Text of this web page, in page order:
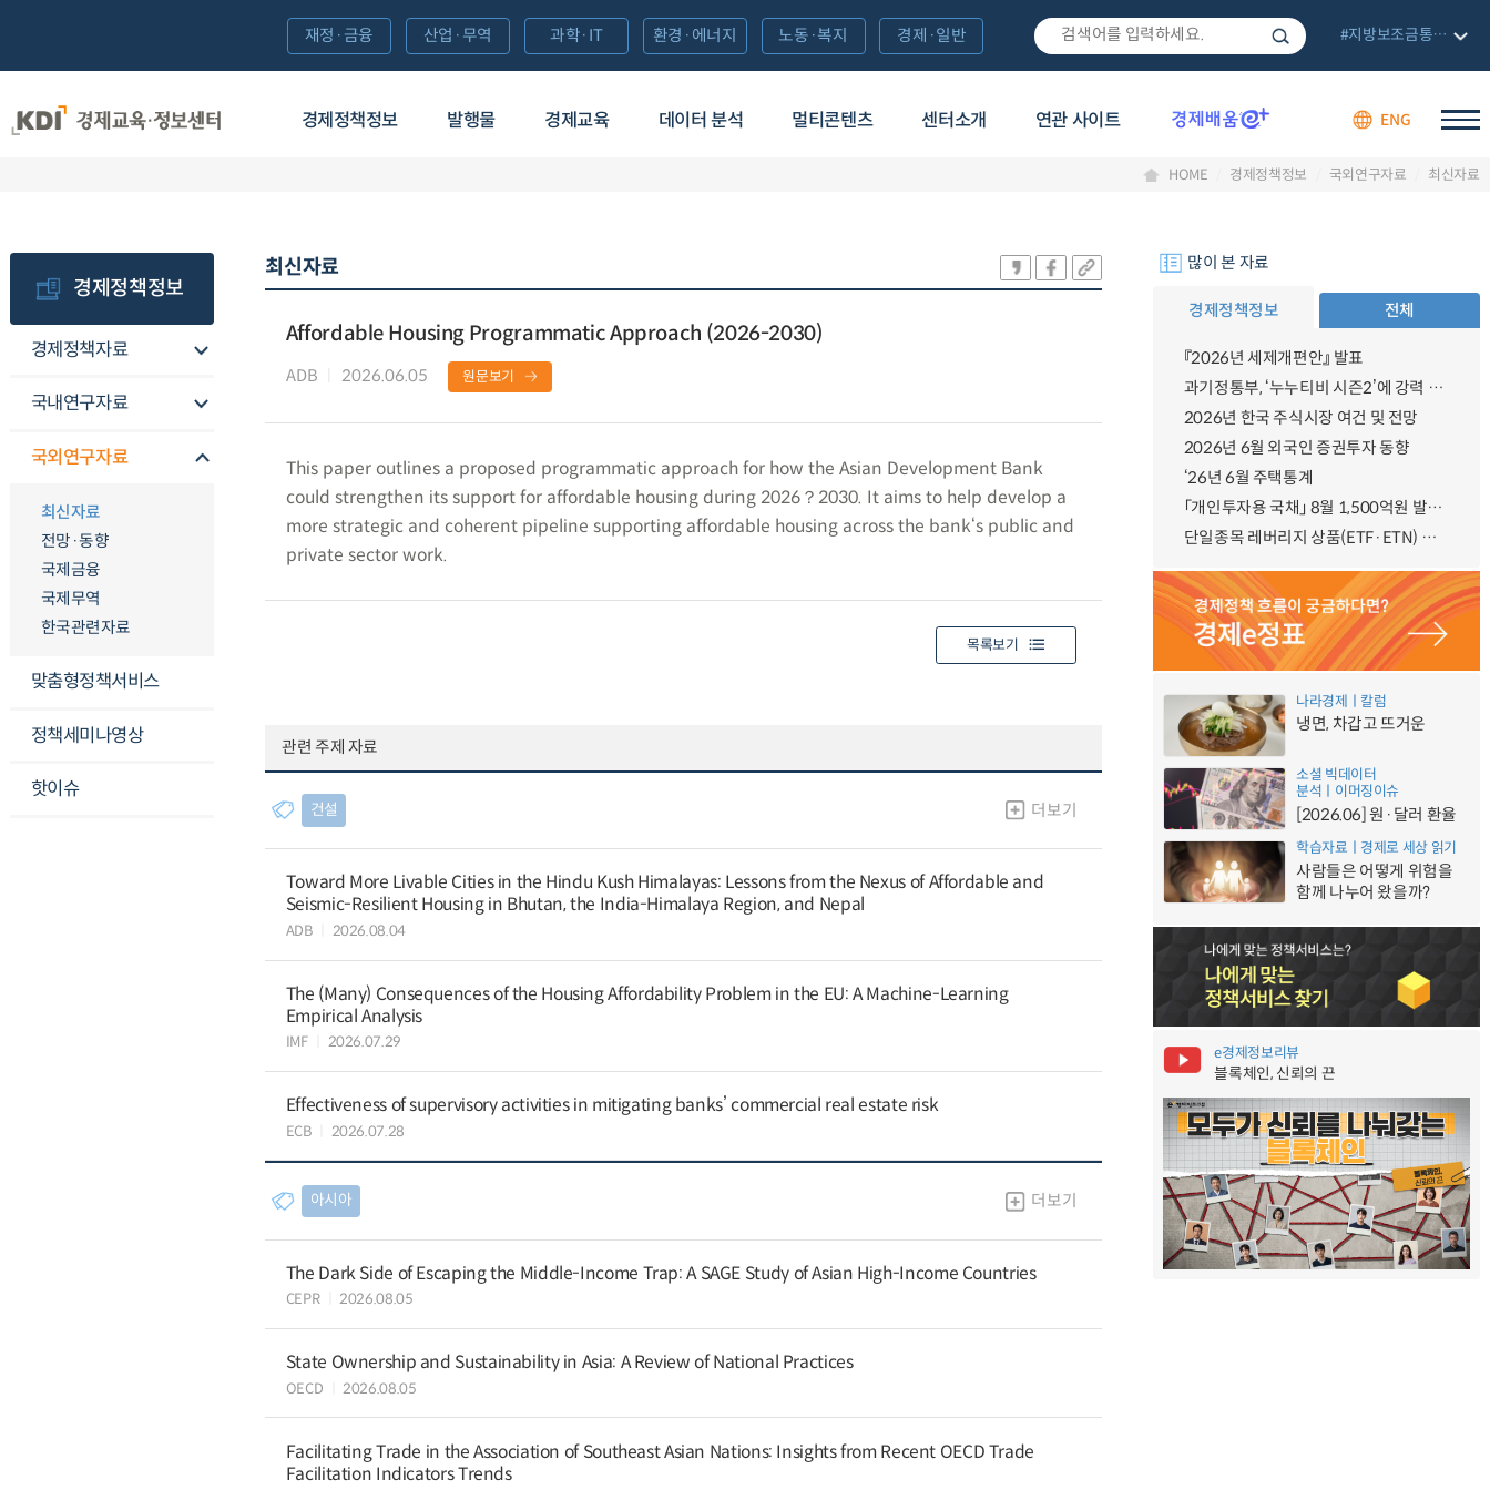
경제정책정보 발행물 경제교육 데이터 분석 멀티콘텐츠 센터소개 연관 사이트 ENG
재정·금융 산업·무역 과학·IT 환경·에너지 노동·복지 경제·일반 #지방보조금통합관리망
HOME 경제정책정보 국외연구자료 최신자료
경제정책정보
경제정책자료
국내연구자료
국외연구자료
최신자료
전망·동향
국제금융
국제무역
한국관련자료
맞춤형정책서비스
정책세미나영상
핫이슈
최신자료
Affordable Housing Programmatic Approach (2026-2030)
ADB 2026.06.05 원문보기
This paper outlines a proposed programmatic approach for how the Asian Development Bank
could strengthen its support for affordable housing during 2026？2030. It aims to help develop a
more strategic and coherent pipeline supporting affordable housing across the bank‘s public and
private sector work.
목록보기
관련 주제 자료
건설 더보기
Toward More Livable Cities in the Hindu Kush Himalayas: Lessons from the Nexus of Affordable and
Seismic-Resilient Housing in Bhutan, the India-Himalaya Region, and Nepal
ADB 2026.08.04
The (Many) Consequences of the Housing Affordability Problem in the EU: A Machine-Learning
Empirical Analysis
IMF 2026.07.29
Effectiveness of supervisory activities in mitigating banks’ commercial real estate risk
ECB 2026.07.28
아시아 더보기
The Dark Side of Escaping the Middle-Income Trap: A SAGE Study of Asian High-Income Countries
CEPR 2026.08.05
State Ownership and Sustainability in Asia: A Review of National Practices
OECD 2026.08.05
Facilitating Trade in the Association of Southeast Asian Nations: Insights from Recent OECD Trade
Facilitation Indicators Trends
많이 본 자료
경제정책정보 전체
『2026년 세제개편안』 발표
과기정통부, ‘누누티비 시즌2’에 강력 대응 의지 밝혀
2026년 한국 주식시장 여건 및 전망
2026년 6월 외국인 증권투자 동향
‘26년 6월 주택통계
「개인투자용 국채」 8월 1,500억원 발행 예정
단일종목 레버리지 상품(ETF·ETN) 기본예탁금 강화 조기시행 방안 안내
나라경제ㅣ칼럼
냉면, 차갑고 뜨거운
소셜 빅데이터
분석ㅣ이머징이슈
[2026.06] 원·달러 환율
학습자료ㅣ경제로 세상 읽기
사람들은 어떻게 위험을
함께 나누어 왔을까?
e경제정보리뷰
블록체인, 신뢰의 끈